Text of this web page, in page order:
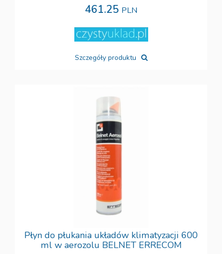
461.25 PLN
Szczegóły produktu
Płyn do płukania układów klimatyzacji 600
ml w aerozolu BELNET ERRECOM